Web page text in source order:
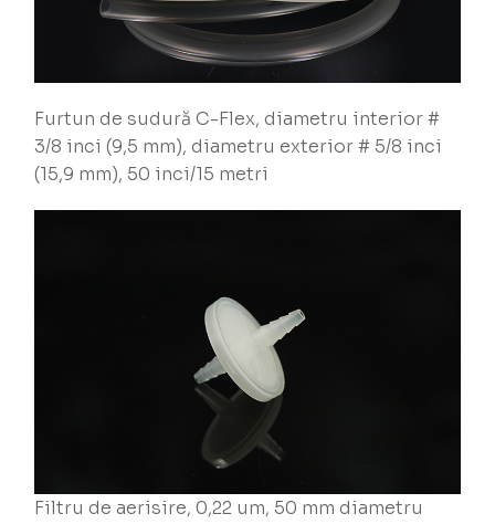
Furtun de sudură C-Flex, diametru interior #
3/8 inci (9,5 mm), diametru exterior # 5/8 inci
(15,9 mm), 50 inci/15 metri
Filtru de aerisire, 0,22 um, 50 mm diametru